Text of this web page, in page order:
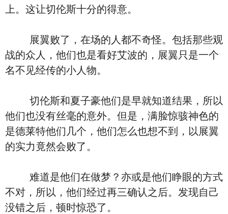
上。这让切伦斯十分的得意。
展翼败了，在场的人都不奇怪。包括那些观
战的众人，他们也是看好艾波的，展翼只是一个
名不见经传的小人物。
切伦斯和夏子豪他们是早就知道结果，所以
他们也没有丝毫的意外。但是，满脸惊骇神色的
是德莱特他们几个，他们怎么也想不到，以展翼
的实力竟然会败了。
难道是他们在做梦？亦或是他们睁眼的方式
不对，所以，他们经过再三确认之后。发现自己
没错之后，顿时惊恐了。